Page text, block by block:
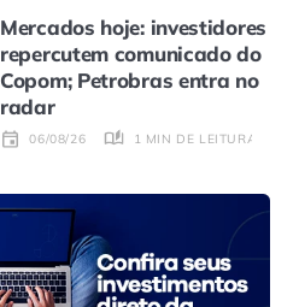
Mercados hoje: investidores
repercutem comunicado do
Copom; Petrobras entra no
radar
06/08/26 1 MIN DE LEITURA